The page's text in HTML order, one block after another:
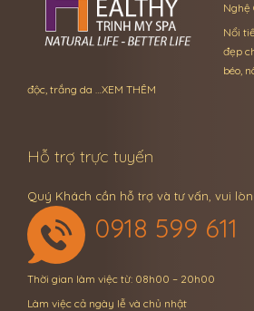
Nghệ
Nổi
đẹp
béo,
độc, trắng da …XEM THÊM
Hỗ trợ trực tuyến
Quý Khách cần hỗ trợ và tư vấn, vui
0918 599 611
Thời gian làm việc từ: 08h00 – 20h00
Làm việc cả ngày lễ và chủ nhật